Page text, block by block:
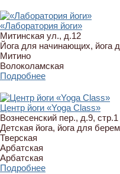
«Лаборатория йоги»
Митинская ул., д.12
Йога для начинающих, йога
Митино
Волоколамская
Подробнее
Центр йоги «Yoga Class»
Вознесенский пер., д.9, стр.1
Детская йога, йога для
Тверская
Арбатская
Арбатская
Подробнее